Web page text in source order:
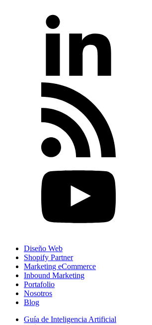
Diseño Web
Shopify Partner
Marketing eCommerce
Inbound Marketing
Portafolio
Nosotros
Blog
Guía de Inteligencia Artificial